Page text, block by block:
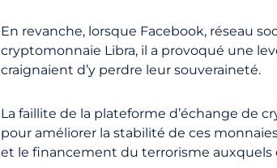
En revanche, lorsque Facebook, réseau
cryptomonnaie Libra, il a provoqué une
craignaient d’y perdre leur souveraineté.
La faillite de la plateforme d’échange de
pour améliorer la stabilité de ces
et le financement du terrorisme auxquels